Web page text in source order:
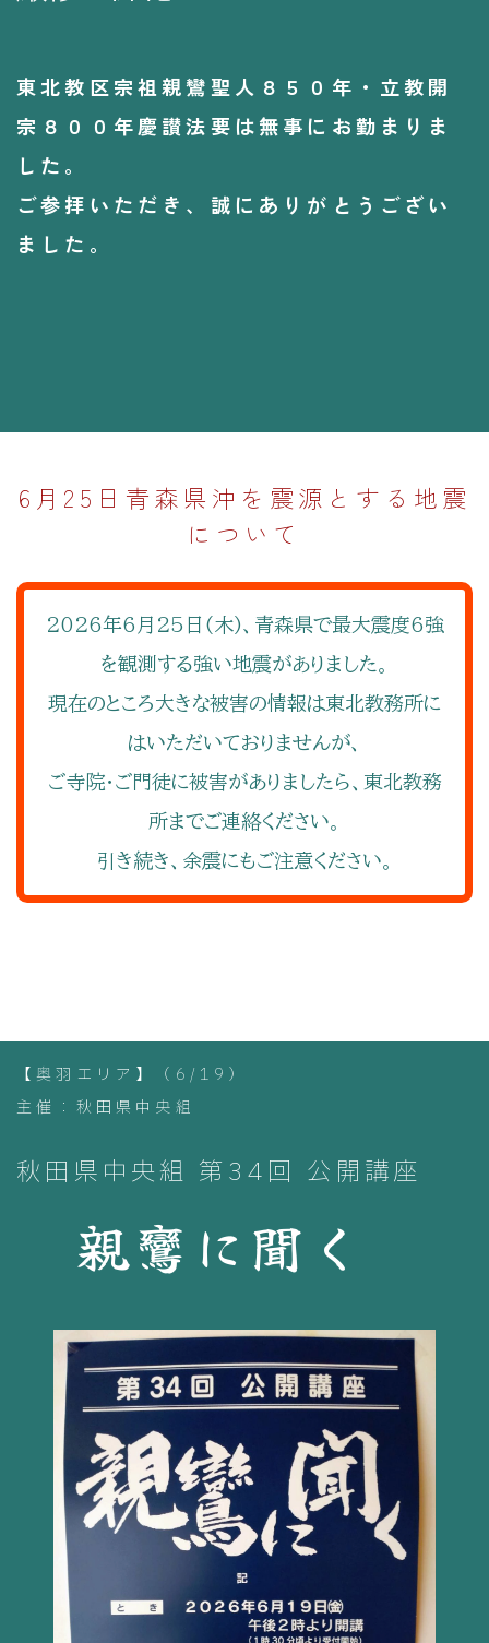
東北教区宗祖親鸞聖人８５０年・立教開
宗８００年慶讃法要は無事にお勤まりま
した。
ご参拝いただき、誠にありがとうござい
ました。
6月25日青森県沖を震源とする地震
について
2026年6月25日(木)、青森県で最大震度6強
を観測する強い地震がありました。
現在のところ大きな被害の情報は東北教務所に
はいただいておりませんが、
ご寺院・ご門徒に被害がありましたら、東北教務
所までご連絡ください。
引き続き、余震にもご注意ください。
【奥羽エリア】（6/19）
主催：秋田県中央組
秋田県中央組 第34回 公開講座
親鸞に聞く